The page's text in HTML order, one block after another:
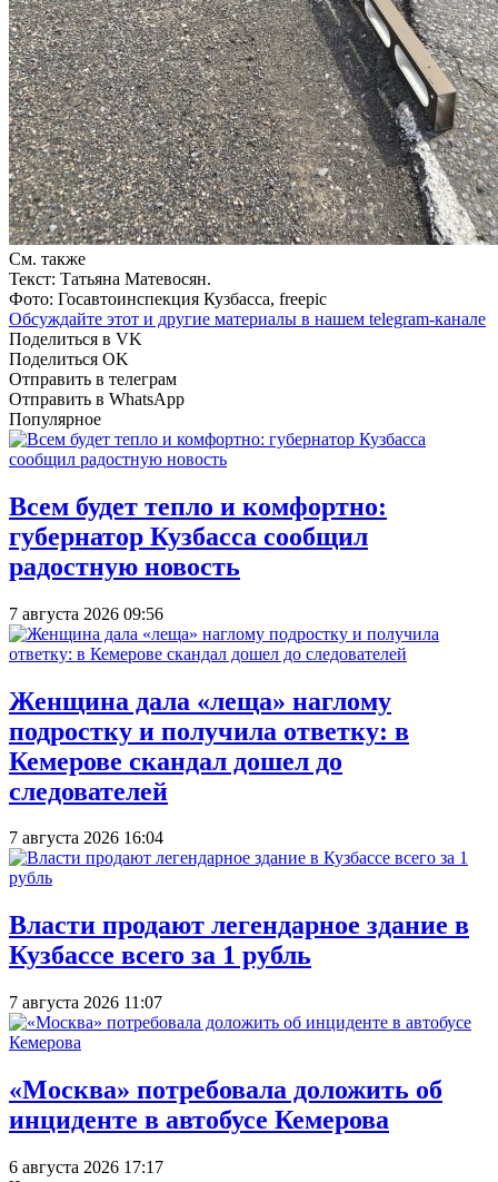
См. также
Текст: Татьяна Матевосян.
Фото: Госавтоинспекция Кузбасса, freepic
Обсуждайте этот и другие материалы в нашем telegram-канале
Поделиться в VK
Поделиться OK
Отправить в телеграм
Отправить в WhatsApp
Популярное
Всем будет тепло и комфортно:
губернатор Кузбасса сообщил
радостную новость
7 августа 2026 09:56
Женщина дала «леща» наглому
подростку и получила ответку: в
Кемерове скандал дошел до
следователей
7 августа 2026 16:04
Власти продают легендарное здание в
Кузбассе всего за 1 рубль
7 августа 2026 11:07
«Москва» потребовала доложить об
инциденте в автобусе Кемерова
6 августа 2026 17:17